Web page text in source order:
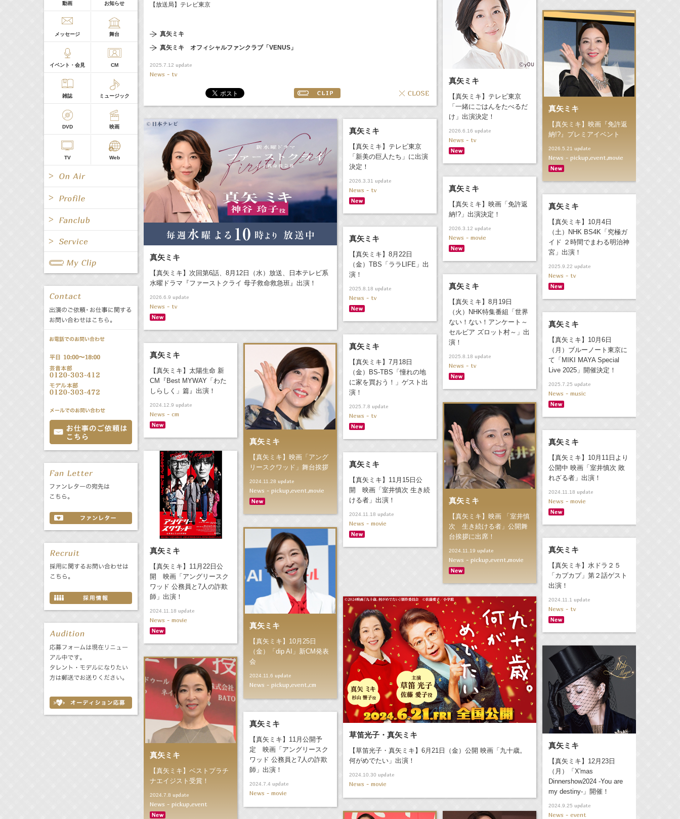
【放送局】テレビ東京
真矢ミキ
真矢ミキ オフィシャルファンクラブ「VENUS」
2025.7.12 update
News - tv
真矢ミキ
【真矢ミキ】テレビ東京
「一緒にごはんをたべるだ
け」出演決定！
2026.6.16 update
News - tv
真矢ミキ
【真矢ミキ】次回第6話、8月12日（水）放送、日本テレビ系
水曜ドラマ『ファーストクライ 母子救命救急班』出演！
2026.6.9 update
News - tv
真矢ミキ
【真矢ミキ】映画『免許返
納!?』プレミアイベント
2026.5.21 update
News - pickup,event,movie
真矢ミキ
【真矢ミキ】テレビ東京
「新美の巨人たち」に出演
決定！
2026.3.31 update
News - tv 真矢ミキ
【真矢ミキ】映画「免許返
納!?」出演決定！
2026.3.12 update
News - movie
真矢ミキ
【真矢ミキ】10月4日
（土）NHK BS4K「究極ガ
イド ２時間でまわる明治神
宮」出演！
2025.9.22 update
News - tv
真矢ミキ
【真矢ミキ】8月22日
（金）TBS「ララLIFE」出
演！
2025.8.18 update
News - tv
真矢ミキ
【真矢ミキ】8月19日
（火）NHK特集番組「世界
ない！ない！アンケート～
セルビア ズロット村～」出
演！
2025.8.18 update
News - tv
真矢ミキ
【真矢ミキ】10月6日
（月）ブルーノート東京に
て「MIKI MAYA Special
Live 2025」開催決定！
2025.7.25 update
News - music
真矢ミキ
【真矢ミキ】7月18日
（金）BS-TBS「憧れの地
に家を買おう！」ゲスト出
演！
2025.7.8 update
News - tv
真矢ミキ
【真矢ミキ】太陽生命 新
CM『Best MYWAY「わた
しらしく」篇』出演！
2024.12.9 update
News - cm
真矢ミキ
【真矢ミキ】映画「アング
リースクワッド」舞台挨拶
2024.11.28 update
News - pickup,event,movie
真矢ミキ
【真矢ミキ】映画 「室井慎
次 生き続ける者」公開舞
台挨拶に出席！
2024.11.19 update
News - pickup,event,movie
真矢ミキ
【真矢ミキ】10月11日より
公開中 映画「室井慎次 敗
れざる者」出演！
2024.11.18 update
News - movie
真矢ミキ
【真矢ミキ】11月22日公
開 映画「アングリースク
ワッド 公務員と7人の詐欺
師」出演！
2024.11.18 update
News - movie
真矢ミキ
【真矢ミキ】11月15日公
開 映画「室井慎次 生き続
ける者」出演！
2024.11.18 update
News - movie
真矢ミキ
【真矢ミキ】10月25日
（金）「dip AI」新CM発表
会
2024.11.6 update
News - pickup,event,cm
真矢ミキ
【真矢ミキ】水ドラ２５
「カプカプ」第２話ゲスト
出演！
2024.11.1 update
News - tv
草笛光子・真矢ミキ
【草笛光子・真矢ミキ】6月21日（金）公開 映画「九十歳。
何がめでたい」出演！
2024.10.30 update
News - movie
真矢ミキ
【真矢ミキ】12月23日
（月）「X'mas
Dinnershow2024 -You are
my destiny-」開催！
2024.9.25 update
News - event
真矢ミキ
【真矢ミキ】ベストプラチ
ナエイジスト受賞！
2024.7.8 update
News - pickup,event
真矢ミキ
【真矢ミキ】11月公開予
定 映画「アングリースク
ワッド 公務員と7人の詐欺
師」出演！
2024.7.4 update
News - movie
動画 お知らせ
メッセージ 舞台
イベント・会見 CM
雑誌 ミュージック
DVD 映画
TV Web
Radio
Radio
All 女優/タレント
グループ
キャスター/レポーター
バラエティ 声優
文化事業部 クリエイター
誕生日 8/8
あ か
さ
た
な
は
ま
や
ら
わ
All Fanclub Page
All 関連事業
公式サービス
５０音順